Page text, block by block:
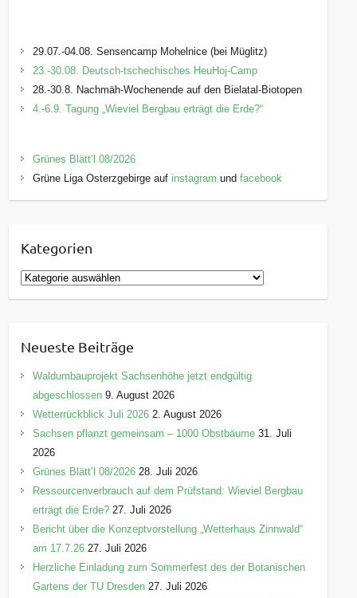
29.07.-04.08. Sensencamp Mohelnice (bei Müglitz)
23.-30.08. Deutsch-tschechisches HeuHoj-Camp
28.-30.8. Nachmäh-Wochenende auf den Bielatal-Biotopen
4.-6.9. Tagung „Wieviel Bergbau erträgt die Erde?“
Grünes Blätt’l 08/2026
Grüne Liga Osterzgebirge auf instagram undfacebook
Kategorien
K
a
g
o
i
e
Neueste Beiträge
Waldumbauprojekt Sachsenhöhe jetzt endgültig
abgeschlossen 9. August 2026
Wetterrückblick Juli 2026 2. August 2026
Sachsen pflanzt gemeinsam – 1000 Obstbäume 31. Juli
2026
Grünes Blätt’l 08/2026 28. Juli 2026
Ressourcenverbrauch auf dem Prüfstand: Wieviel Bergbau
erträgt die Erde? 27. Juli 2026
Bericht über die Konzeptvorstellung „Wetterhaus Zinnwald“
am 17.7.26 27. Juli 2026
Herzliche Einladung zum Sommerfest des der Botanischen
Gartens der TU Dresden 27. Juli 2026